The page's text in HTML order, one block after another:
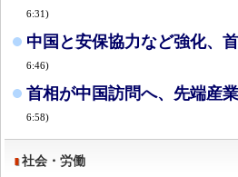
6:31)
中国と安保協力など強化、
6:46)
首相が中国訪問へ、先端産
6:58)
社会・労働